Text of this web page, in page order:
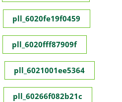
pll_6020fe19f0459
pll_6020fff87909f
pll_6021001ee5364
pll_60266f082b21c